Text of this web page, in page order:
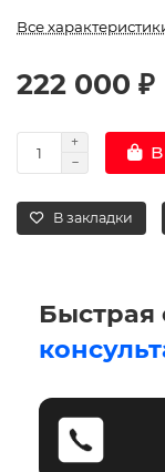
Все
222 000 ₽
В закладки
Быстрая